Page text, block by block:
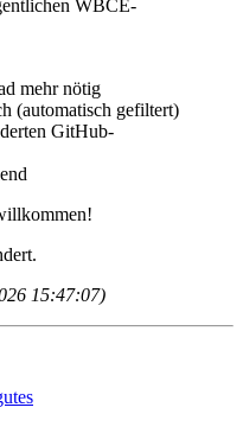
WBCE-
mehr nötig
(automatisch gefiltert)
GitHub-
15:47:07)